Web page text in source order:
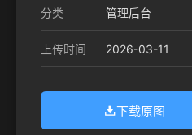
分类 管理后台
上传时间 2026-03-11
下载原图